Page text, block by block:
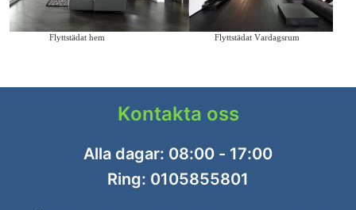
Flyttstädat hem Flyttstädat Vardagsrum
Kontakta oss
Alla dagar: 08:00 - 17:00
Ring: 0105855801